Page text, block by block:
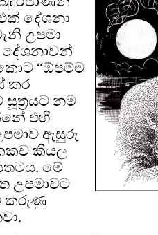
දේශනා
උපමා
දේශනාවන්
“ඕපම්ම
කර
සූත්‍රයට නම
එහි
ඇසුරු
කියල
මේ
උපමාවට
කරුණු